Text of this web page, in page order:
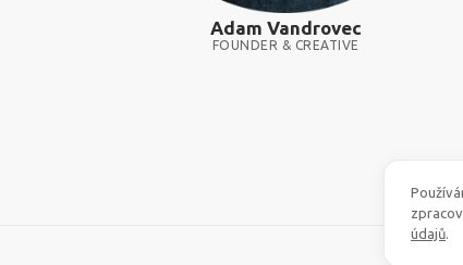
Adam Vandrovec
FOUNDER & CREATIVE
údajů.